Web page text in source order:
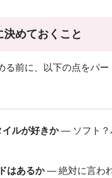
決めておくこと
る前に、以下の点をパー
イルが好きか— ソフト？
はあるか— 絶対に言わ